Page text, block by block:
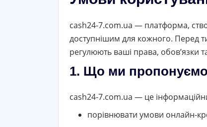
cash24-7.com.ua — платформа,
доступнішим для кожного. Перед
регулюють ваші права, обов’язки
1. Що ми пропонуємо
cash24-7.com.ua — це
порівнювати умови онлайн-